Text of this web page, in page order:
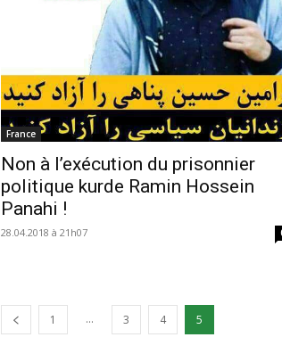
France
Non à l’exécution du prisonnier
politique kurde Ramin Hossein
Panahi !
28.04.2018 à 21h07
1 ... 3 4 5